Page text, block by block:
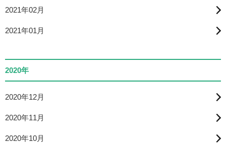
2021年02月
2021年01月
2020年
2020年12月
2020年11月
2020年10月